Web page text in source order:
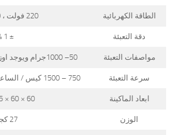
الطاقة الكهربائية 220 فولت ، 500 وات
دقة التعبئة ± 1 %
مواصفات التعبئة 50– 1000جرام ويوجد اوزان اخري حتى 5 كجم
سرعة التعبئة 750 – 1500 كيس / الساعه حسب سرعة العامل
ابعاد الماكينة 60 × 60 × 185 سم
الوزن 27 كجم